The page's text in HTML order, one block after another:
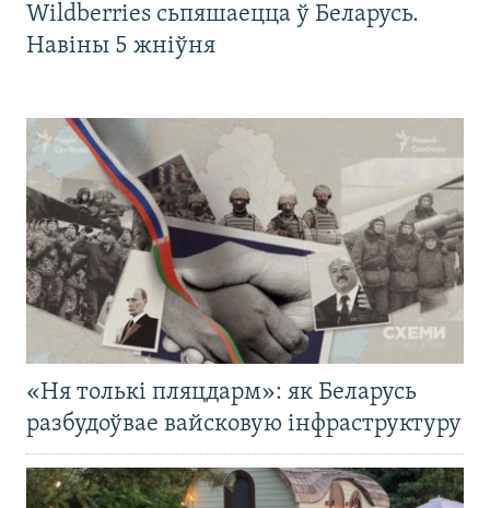
Wildberries сьпяшаецца ў Беларусь.
Навіны 5 жніўня
«Ня толькі пляцдарм»: як Беларусь
разбудоўвае вайсковую інфраструктуру